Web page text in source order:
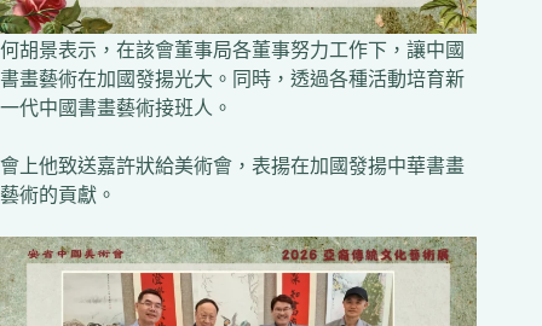
何胡景表示，在該會董事局各董事努力工作下，讓中國
書畫藝術在加國發揚光大。同時，透過各種活動培育新
一代中國書畫藝術接班人。
會上他致送嘉許狀給美術會，表揚在加國發揚中華書畫
藝術的貢獻。